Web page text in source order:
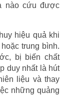
nào cứu được
hiệu quả khi
trung bình.
bị biến chất
duy nhất là hút
liệu và thay
những quảng